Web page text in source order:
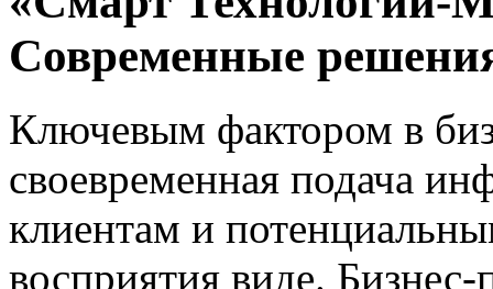
Современные
Ключевым фактором в
своевременная подача
клиентам и
восприятия виде.